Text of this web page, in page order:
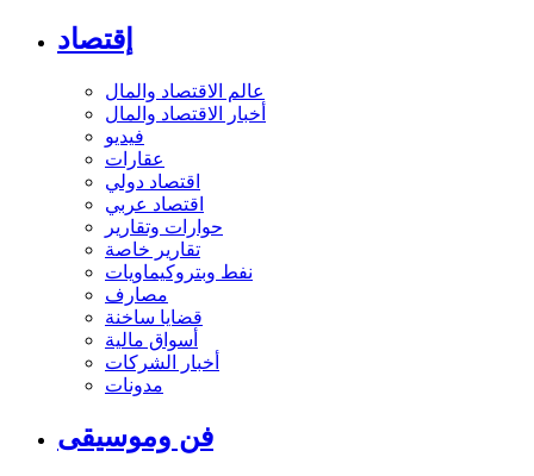
إقتصاد
عالم الاقتصاد والمال
أخبار الاقتصاد والمال
فيديو
عقارات
اقتصاد دولي
اقتصاد عربي
حوارات وتقارير
تقارير خاصة
نفط وبتروكيماويات
مصارف
قضايا ساخنة
أسواق مالية
أخبار الشركات
مدونات
فن وموسيقى